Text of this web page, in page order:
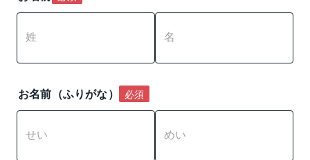
お名前（ふりがな） 必須